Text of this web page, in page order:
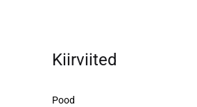
Kiirviited
Pood